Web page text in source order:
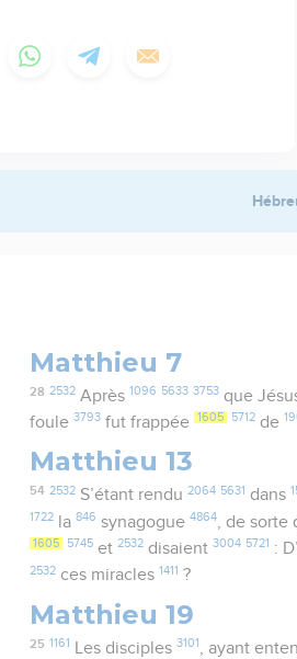
Matthieu 7
28 2532Après 1096 5633 3753que
foule3793 fut frappée 1605 5712 de
Matthieu 13
54 2532S’étant rendu 2064 5631 dans
1722 la846 synagogue4864 , de sorte
1605 5745 et2532 disaient3004 5721 :
2532 ces miracles 1411 ?
Matthieu 19
25 1161 Les disciples 3101 , ayant